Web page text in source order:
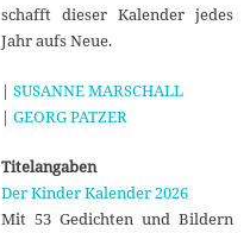
schafft dieser Kalender jedes
Jahr aufs Neue.
| SUSANNE MARSCHALL
| GEORG PATZER
Titelangaben
Der Kinder Kalender 2026
Mit 53 Gedichten und Bildern